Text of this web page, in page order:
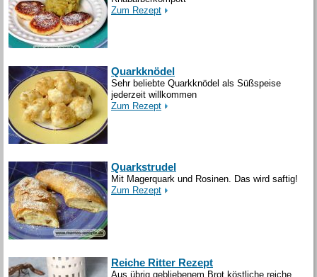
Zum Rezept
Quarkknödel
Sehr beliebte Quarkknödel als Süßspeise
jederzeit willkommen
Zum Rezept
Quarkstrudel
Mit Magerquark und Rosinen. Das wird saftig!
Zum Rezept
Reiche Ritter Rezept
Aus übrig gebliebenem Brot köstliche reiche